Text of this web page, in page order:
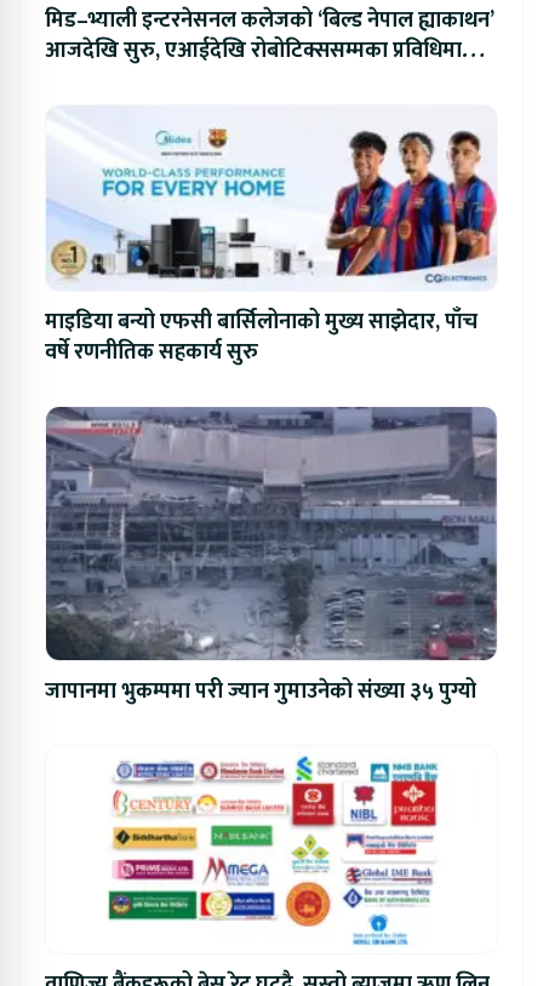
मिड–भ्याली इन्टरनेसनल कलेजको ‘बिल्ड नेपाल ह्याकाथन’
आजदेखि सुरु, एआईदेखि रोबोटिक्ससम्मका प्रविधिमा
माइडिया बन्यो एफसी बार्सिलोनाको मुख्य साझेदार, पाँच
वर्षे रणनीतिक सहकार्य सुरु
जापानमा भुकम्पमा परी ज्यान गुमाउनेको संख्या ३५ पुग्यो